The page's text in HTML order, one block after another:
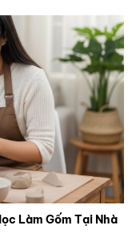
Làm Gốm Tại Nhà